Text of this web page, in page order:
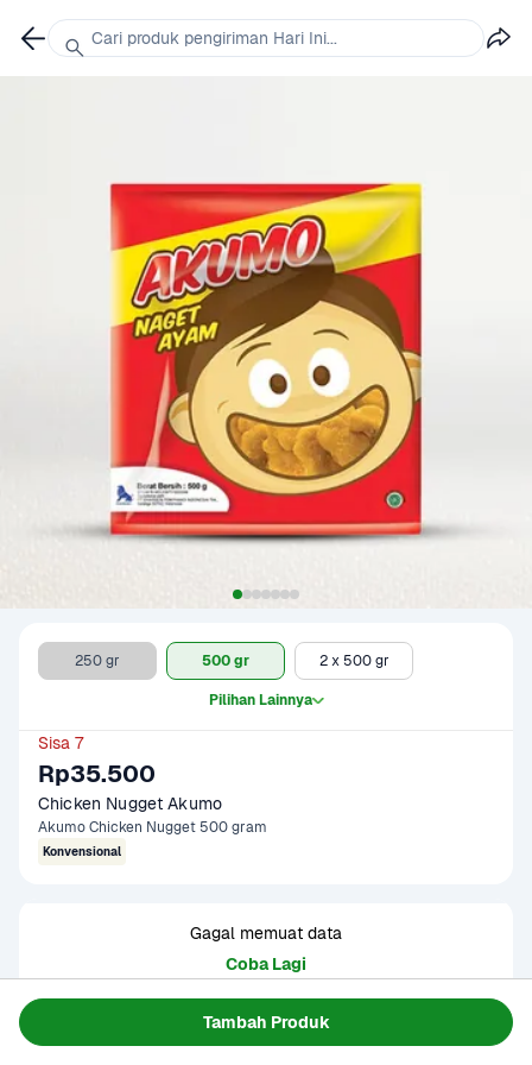
Tambah Produk
250 gr 500 gr 2 x 500 gr
Pilihan Lainnya
Sisa 7
Rp35.500
Chicken Nugget Akumo
Akumo Chicken Nugget 500 gram
Konvensional
Gagal memuat data
Coba Lagi
Informasi Produk
Cari produk pengiriman Hari Ini...